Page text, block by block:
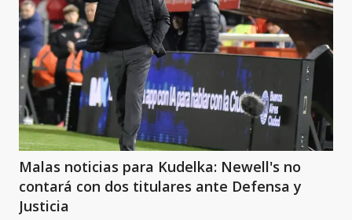
Malas noticias para Kudelka: Newell's no
contará con dos titulares ante Defensa y
Justicia